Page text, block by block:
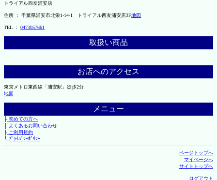
トライアル西友浦安店
住所 ： 千葉県浦安市北栄1-14-1 トライアル西友浦安店3F地図
TEL ： 0473057661
取扱い商品
お店へのアクセス
東京メトロ東西線「浦安駅」徒歩2分
地図
メニュー
├初めての方へ
├ よくあるお問い合わせ
├ご利用規約
└ﾌﾟﾗｲﾊﾞｼｰﾎﾟﾘｼｰ
ページトップへ
マイページへ
サイトトップへ
ログアウト